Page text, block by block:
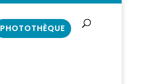
PHOTOTHÈQUE